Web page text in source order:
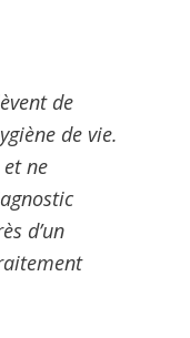
de
de vie.
ne
d’un